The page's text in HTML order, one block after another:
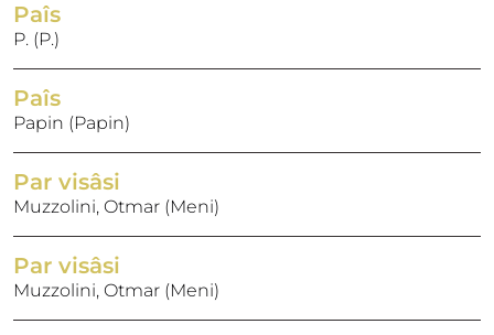
Paîs
P. (P.)
Paîs
Papin (Papin)
Par visâsi
Muzzolini, Otmar (Meni)
Par visâsi
Muzzolini, Otmar (Meni)